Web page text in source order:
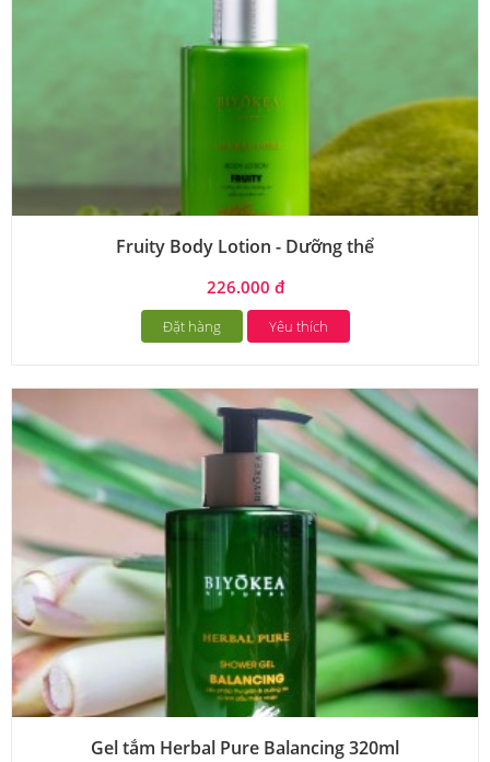
Fruity Body Lotion - Dưỡng thể
226.000 đ
Đặt hàng Yêu thích
Gel tắm Herbal Pure Balancing 320ml